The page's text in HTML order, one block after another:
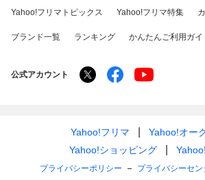
Yahoo!フリマトピックス Yahoo!フリマ特集
ブランド一覧 ランキング かんたんご利用ガイ
公式アカウント
Yahoo!フリマ
Yahoo!オー
Yahoo!ショッピング
プライバシーポリシー プライバシーセン